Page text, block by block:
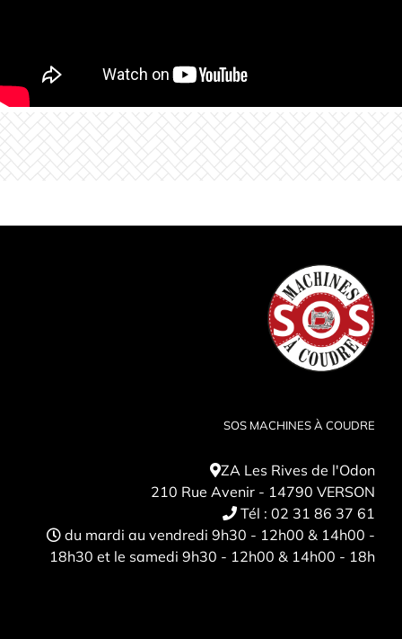
L’AMPLEUR
lettrages plus longs, des bordures et des motifs plus
Une plus grande liberté créative pour les projets qui
dépassent les dimensions d’un cadre à broder
SOS MACHINES À COUDRE
ZA Les Rives de l'Odon
210 Rue Avenir - 14790 VERSON
Tél : 02 31 86 37 61
du mardi au vendredi 9h30 - 12h00 & 14h00 -
18h30 et le samedi 9h30 - 12h00 & 14h00 - 18h